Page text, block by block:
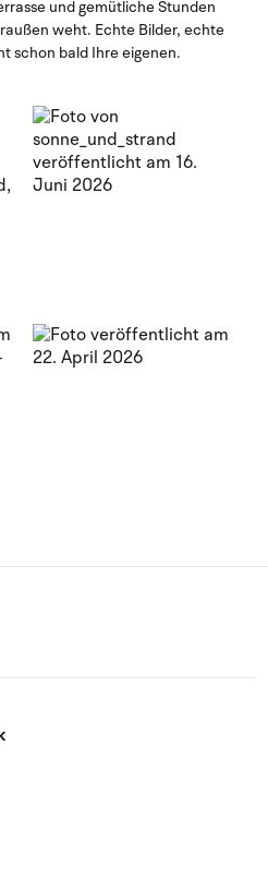
und gemütliche Stunden
weht. Echte Bilder, echte
schon bald Ihre eigenen.